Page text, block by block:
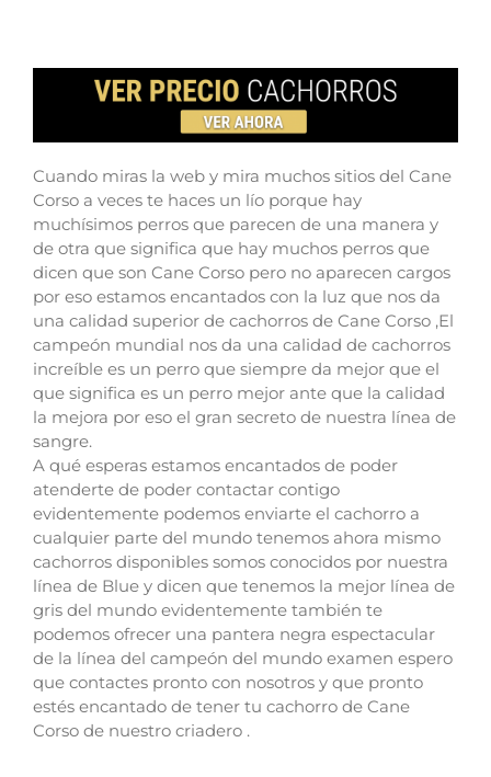
Cuando miras la web y mira muchos sitios del Cane
Corso a veces te haces un lío porque hay
muchísimos perros que parecen de una manera y
de otra que significa que hay muchos perros que
dicen que son Cane Corso pero no aparecen cargos
por eso estamos encantados con la luz que nos da
una calidad superior de cachorros de Cane Corso ,El
campeón mundial nos da una calidad de cachorros
increíble es un perro que siempre da mejor que el
que significa es un perro mejor ante que la calidad
la mejora por eso el gran secreto de nuestra línea de
sangre.
A qué esperas estamos encantados de poder
atenderte de poder contactar contigo
evidentemente podemos enviarte el cachorro a
cualquier parte del mundo tenemos ahora mismo
cachorros disponibles somos conocidos por nuestra
línea de Blue y dicen que tenemos la mejor línea de
gris del mundo evidentemente también te
podemos ofrecer una pantera negra espectacular
de la línea del campeón del mundo examen espero
que contactes pronto con nosotros y que pronto
estés encantado de tener tu cachorro de Cane
Corso de nuestro criadero .